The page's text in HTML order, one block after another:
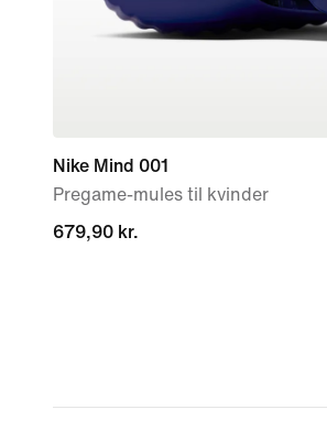
Nike Mind 001
Pregame-mules til kvinder
679,90 kr.
679,90 kr.